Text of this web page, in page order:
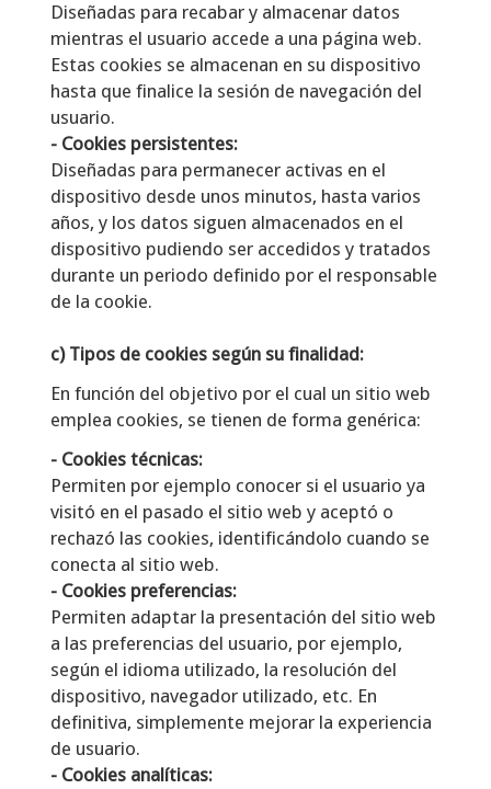
Diseñadas para recabar y almacenar datos
mientras el usuario accede a una página web.
Estas cookies se almacenan en su dispositivo
hasta que finalice la sesión de navegación del
usuario.
- Cookies persistentes:
Diseñadas para permanecer activas en el
dispositivo desde unos minutos, hasta varios
años, y los datos siguen almacenados en el
dispositivo pudiendo ser accedidos y tratados
durante un periodo definido por el responsable
de la cookie.
c) Tipos de cookies según su finalidad:
En función del objetivo por el cual un sitio web
emplea cookies, se tienen de forma genérica:
- Cookies técnicas:
Permiten por ejemplo conocer si el usuario ya
visitó en el pasado el sitio web y aceptó o
rechazó las cookies, identificándolo cuando se
conecta al sitio web.
- Cookies preferencias:
Permiten adaptar la presentación del sitio web
a las preferencias del usuario, por ejemplo,
según el idioma utilizado, la resolución del
dispositivo, navegador utilizado, etc. En
definitiva, simplemente mejorar la experiencia
de usuario.
- Cookies analíticas: